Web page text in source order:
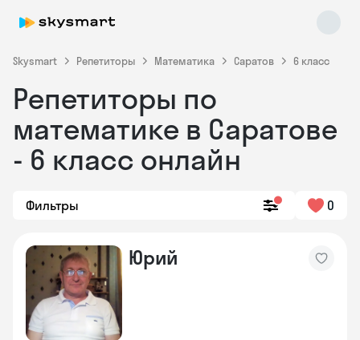
Skysmart Репетиторы Математика Саратов 6 класс
Репетиторы по
математике в Саратове
- 6 класс онлайн
Фильтры 0
Юрий
Skysmart Chat